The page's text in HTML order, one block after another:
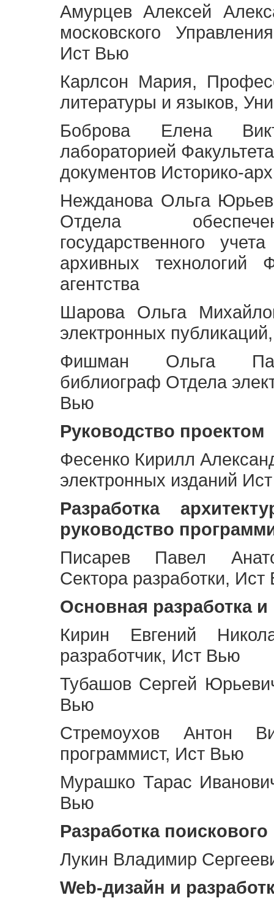
Амурцев Алексей
московского
Ист Вью
Карлсон Мария,
литературы и языков,
Боброва Елена
лабораторией
документов Историко-
Нежданова Ольга
Отдела
государственного
архивных технологий
агентства
Шарова Ольга
электронных
Фишман Ольга
библиограф Отдела
Вью
Руководство проектом
Фесенко Кирилл
электронных изданий
Разработка
руководство
Писарев Павел
Сектора разработки,
Основная разработка
Кирин Евгений
разработчик, Ист Вью
Тубашов Сергей
Вью
Стремоухов Антон
программист, Ист Вью
Мурашко Тарас
Вью
Разработка
Лукин Владимир
Web-дизайн и